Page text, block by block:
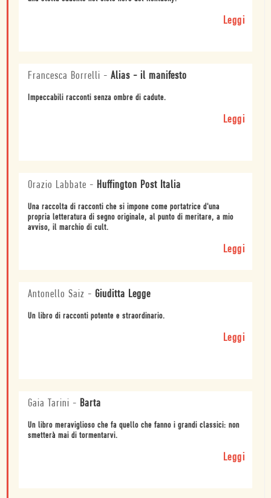
Leggi
Francesca Borrelli - Alias - il manifesto
Impeccabili racconti senza ombre di cadute.
Leggi
Orazio Labbate - Huffington Post Italia
Una raccolta di racconti che si impone come portatrice d'una
propria letteratura di segno originale, al punto di meritare, a mio
avviso, il marchio di cult.
Leggi
Antonello Saiz - Giuditta Legge
Un libro di racconti potente e straordinario.
Leggi
Gaia Tarini - Barta
Un libro meraviglioso che fa quello che fanno i grandi classici: non
smetterà mai di tormentarvi.
Leggi